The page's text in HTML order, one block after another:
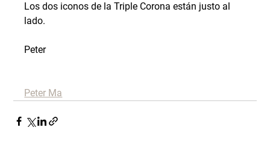
Los dos iconos de la Triple Corona están justo al
lado.
Peter
Peter Ma